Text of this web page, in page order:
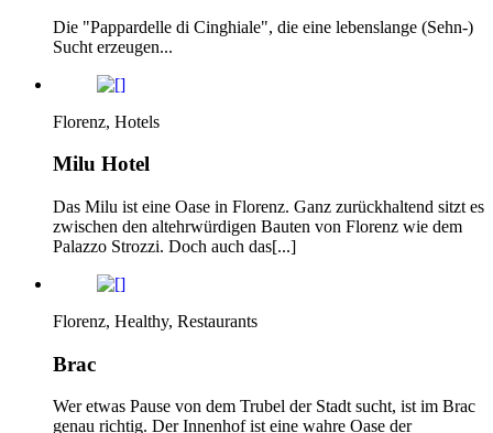
Die "Pappardelle di Cinghiale", die eine lebenslange (Sehn-)
Sucht erzeugen...
Florenz, Hotels
Milu Hotel
Das Milu ist eine Oase in Florenz. Ganz zurückhaltend sitzt es
zwischen den altehrwürdigen Bauten von Florenz wie dem
Palazzo Strozzi. Doch auch das[...]
Florenz, Healthy, Restaurants
Brac
Wer etwas Pause von dem Trubel der Stadt sucht, ist im Brac
genau richtig. Der Innenhof ist eine wahre Oase der